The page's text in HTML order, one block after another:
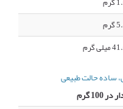
گرم
ساده حالت طبیعی
100 گرم